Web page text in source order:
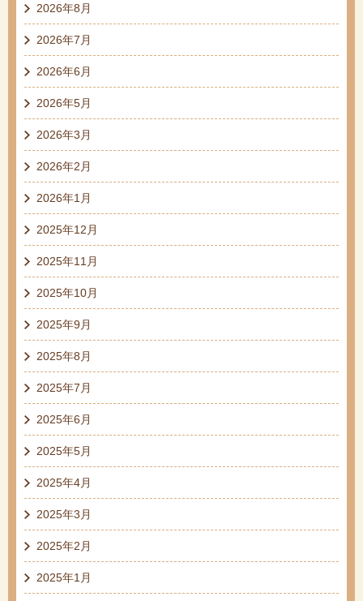
2026年8月
2026年7月
2026年6月
2026年5月
2026年3月
2026年2月
2026年1月
2025年12月
2025年11月
2025年10月
2025年9月
2025年8月
2025年7月
2025年6月
2025年5月
2025年4月
2025年3月
2025年2月
2025年1月